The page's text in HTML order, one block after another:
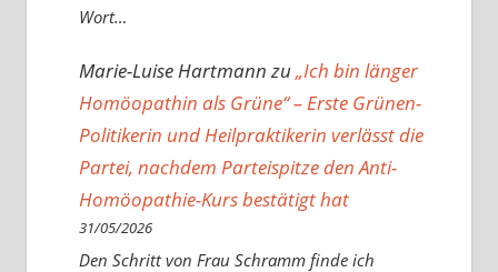
Wort…
Marie-Luise Hartmann zu„Ich bin länger
Homöopathin als Grüne“ – Erste Grünen-
Politikerin und Heilpraktikerin verlässt die
Partei, nachdem Parteispitze den Anti-
Homöopathie-Kurs bestätigt hat
31/05/2026
Den Schritt von Frau Schramm finde ich